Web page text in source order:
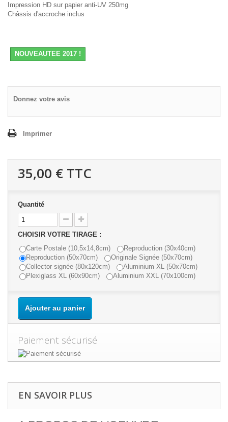
Impression HD sur papier anti-UV 250mg
Châssis d'accroche inclus
NOUVEAUTEE 2017 !
Donnez votre avis
Imprimer
35,00 € TTC
Quantité
CHOISIR VOTRE TIRAGE :
Carte Postale (10,5x14,8cm)
Reproduction (30x40cm)
Reproduction (50x70cm)
Originale Signée (50x70cm)
Collector signée (80x120cm)
Aluminium XL (50x70cm)
Plexiglass XL (60x90cm)
Aluminium XXL (70x100cm)
Ajouter au panier
Paiement sécurisé
EN SAVOIR PLUS